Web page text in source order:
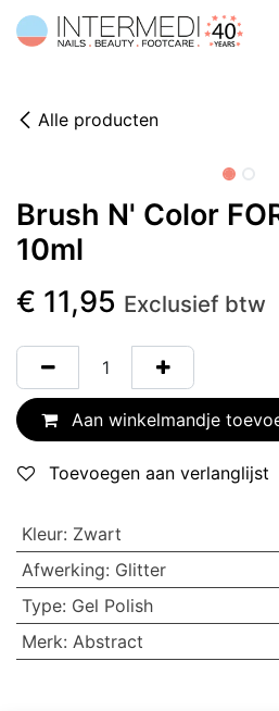
Overslaan naar inhoud
Alle producten
Brush N' Color
10ml
€ 11,95 Exclusief btw
Aan winkelmandje
Toevoegen aan verlanglijst
Kleur: Zwart
Afwerking: Glitter
Type: Gel Polish
Merk: Abstract